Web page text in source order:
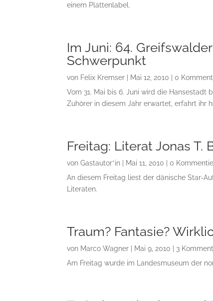
einem Plattenlabel.
Im Juni: 64.
Schwerpunkt
von Felix Kremser | Mai 12, 2010 | 0
Vom 31. Mai bis 6. Juni wird die Hansestadt
Zuhörer in diesem Jahr erwartet, erfahrt ihr
Freitag: Literat Jonas
vonGastautor*in | Mai 11, 2010 | 0
An diesem Freitag liest der dänische Star-
Literaten.
Traum? Fantasie?
von Marco Wagner | Mai 9, 2010 | 3
Am Freitag wurde im Landesmuseum der